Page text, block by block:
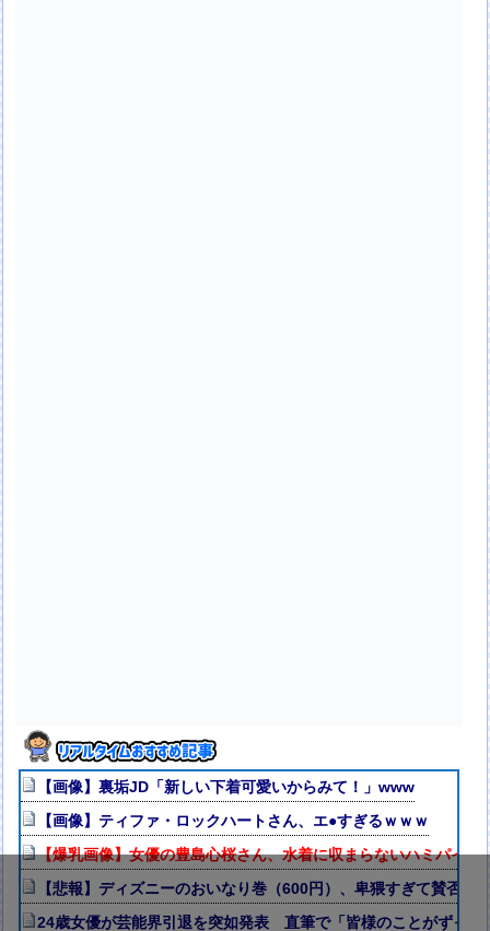
【画像】裏垢JD「新しい下着可愛いからみて！」www
【画像】ティファ・ロックハートさん、エ●すぎるｗｗｗ
【爆乳画像】女優の豊島心桜さん、水着に収まらないハミパイ
【悲報】ディズニーのおいなり巻（600円）、卑猥すぎて賛否
24歳女優が芸能界引退を突如発表 直筆で「皆様のことがずっと